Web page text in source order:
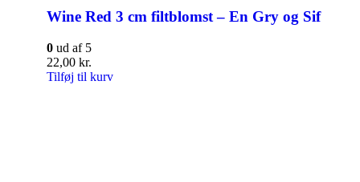
Wine Red 3 cm filtblomst – En Gry og Sif
0 ud af 5
22,00 kr.
Tilføj til kurv